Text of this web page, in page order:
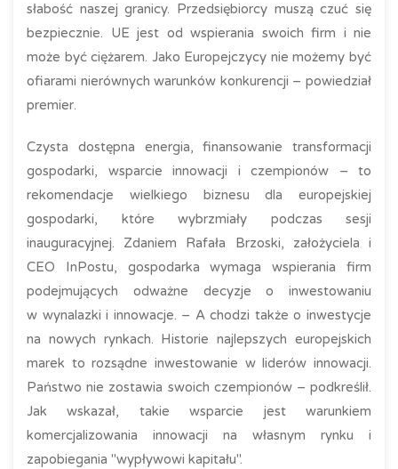
słabość naszej granicy. Przedsiębiorcy muszą czuć się
bezpiecznie. UE jest od wspierania swoich firm i nie
może być ciężarem. Jako Europejczycy nie możemy być
ofiarami nierównych warunków konkurencji – powiedział
premier.
Czysta dostępna energia, finansowanie transformacji
gospodarki, wsparcie innowacji i czempionów – to
rekomendacje wielkiego biznesu dla europejskiej
gospodarki, które wybrzmiały podczas sesji
inauguracyjnej. Zdaniem Rafała Brzoski, założyciela i
CEO InPostu, gospodarka wymaga wspierania firm
podejmujących odważne decyzje o inwestowaniu
w wynalazki i innowacje. – A chodzi także o inwestycje
na nowych rynkach. Historie najlepszych europejskich
marek to rozsądne inwestowanie w liderów innowacji.
Państwo nie zostawia swoich czempionów – podkreślił.
Jak wskazał, takie wsparcie jest warunkiem
komercjalizowania innowacji na własnym rynku i
zapobiegania "wypływowi kapitału".